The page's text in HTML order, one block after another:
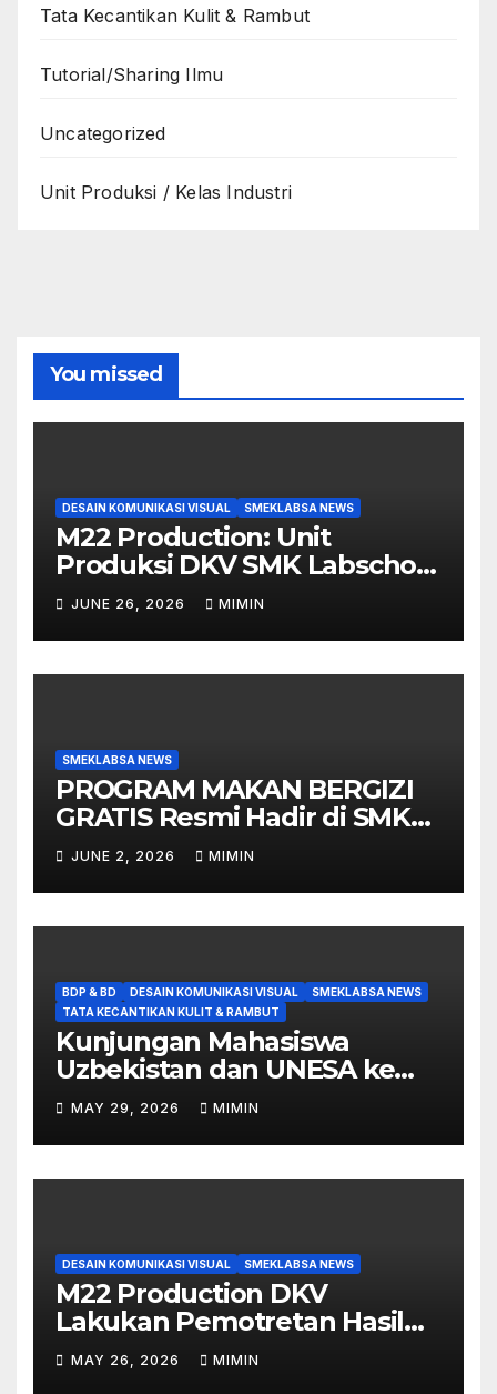
Tata Kecantikan Kulit & Rambut
Tutorial/Sharing Ilmu
Uncategorized
Unit Produksi / Kelas Industri
You missed
DESAIN KOMUNIKASI VISUAL SMEKLABSA NEWS
M22 Production: Unit
Produksi DKV SMK Labschool
Unesa 1 yang Siap Ambil
Peran di Berbagai Event
JUNE 26, 2026 MIMIN
SMEKLABSA NEWS
PROGRAM MAKAN BERGIZI
GRATIS Resmi Hadir di SMK
Labschool
JUNE 2, 2026 MIMIN
BDP & BD DESAIN KOMUNIKASI VISUAL
SMEKLABSA NEWS
TATA KECANTIKAN KULIT & RAMBUT
Kunjungan Mahasiswa
Uzbekistan dan UNESA ke
SMK Labschool UNESA 1
MAY 29, 2026 MIMIN
DESAIN KOMUNIKASI VISUAL SMEKLABSA NEWS
M22 Production DKV
Lakukan Pemotretan Hasil
Make Up Tugas Akhir Siswi
TKKR
MAY 26, 2026 MIMIN